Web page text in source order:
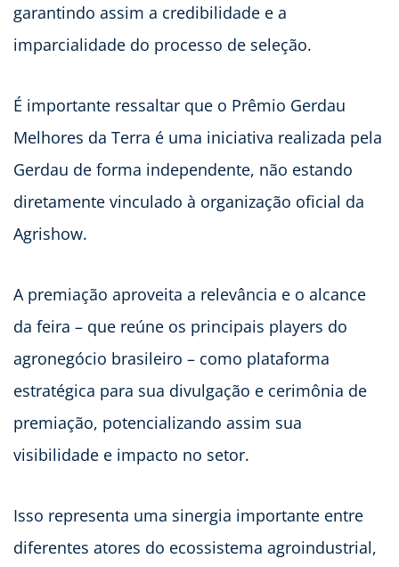
garantindo assim a credibilidade e a
imparcialidade do processo de seleção.
É importante ressaltar que o Prêmio Gerdau
Melhores da Terra é uma iniciativa realizada pela
Gerdau de forma independente, não estando
diretamente vinculado à organização oficial da
Agrishow.
A premiação aproveita a relevância e o alcance
da feira – que reúne os principais players do
agronegócio brasileiro – como plataforma
estratégica para sua divulgação e cerimônia de
premiação, potencializando assim sua
visibilidade e impacto no setor.
Isso representa uma sinergia importante entre
diferentes atores do ecossistema agroindustrial,